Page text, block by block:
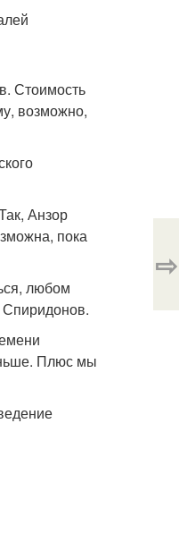
Стоимость
возможно,
Анзор
пока
любом
Спиридонов.
Плюс мы
⇨